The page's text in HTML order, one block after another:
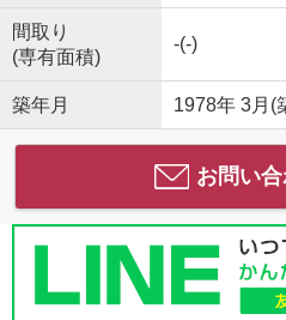
間取り
(専有面積)
-(-)
築年月 1978年 3月(
お問い